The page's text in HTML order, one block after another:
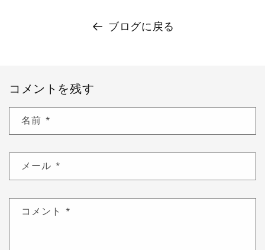
ブログに戻る
コメントを残す
名前 *
メール *
コメント *